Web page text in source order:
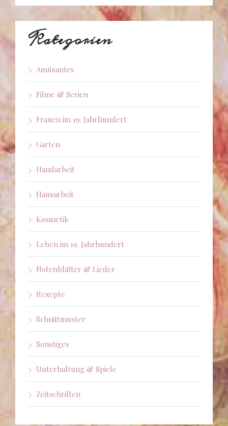
Kategorien
Amüsantes
Filme & Serien
Frauen im 19. Jahrhundert
Garten
Handarbeit
Hausarbeit
Kosmetik
Leben im 19. Jahrhundert
Notenblätter & Lieder
Rezepte
Schnittmuster
Sonstiges
Unterhaltung & Spiele
Zeitschriften